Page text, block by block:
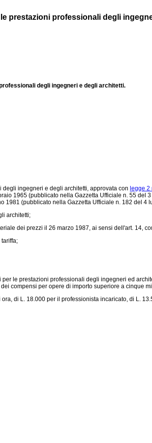
prestazioni professionali degli
degli ingegneri e degli architetti.
ingegneri e degli architetti, approvata con legge
1965 (pubblicato nella Gazzetta Ufficiale n. 55
1981 (pubblicato nella Gazzetta Ufficiale n. 182 del 4
architetti;
dei prezzi il 26 marzo 1987, ai sensi dell'art. 14,
le prestazioni professionali degli ingegneri ed
compensi per opere di importo superiore a cinque
di L. 18.000 per il professionista incaricato, di L.